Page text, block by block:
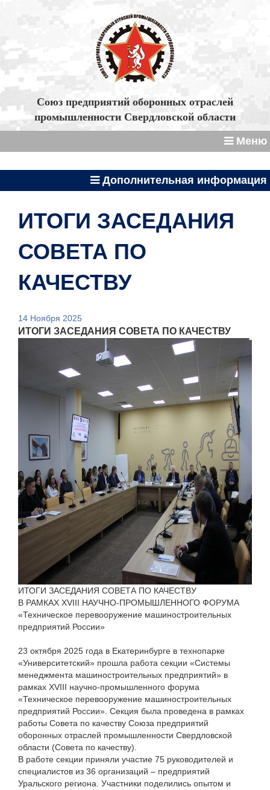
Союз предприятий оборонных отраслей
промышленности Свердловской области
Меню
Дополнительная информация
ИТОГИ ЗАСЕДАНИЯ
СОВЕТА ПО
КАЧЕСТВУ
14 Ноября 2025
ИТОГИ ЗАСЕДАНИЯ СОВЕТА ПО КАЧЕСТВУ
ИТОГИ ЗАСЕДАНИЯ СОВЕТА ПО КАЧЕСТВУ
В РАМКАХ XVIII НАУЧНО-ПРОМЫШЛЕННОГО ФОРУМА
«Техническое перевооружение машиностроительных
предприятий России»
23 октября 2025 года в Екатеринбурге в технопарке
«Университетский» прошла работа секции «Системы
менеджмента машиностроительных предприятий» в
рамках XVIII научно-промышленного форума
«Техническое перевооружение машиностроительных
предприятий России». Секция была проведена в рамках
работы Совета по качеству Союза предприятий
оборонных отраслей промышленности Свердловской
области (Совета по качеству).
В работе секции приняли участие 75 руководителей и
специалистов из 36 организаций – предприятий
Уральского региона. Участники поделились опытом и